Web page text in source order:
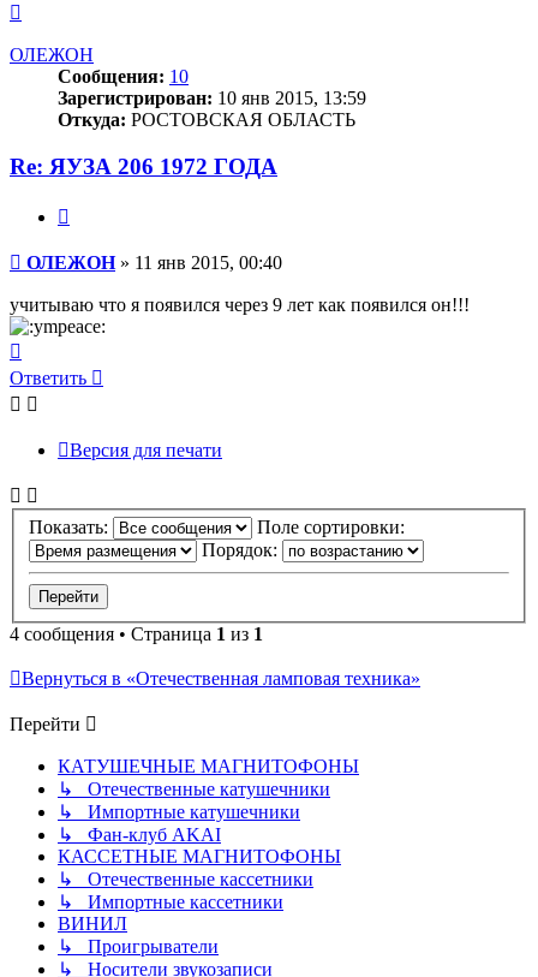
началу
ОЛЕЖОН
Сообщения: 10
Зарегистрирован: 10 янв 2015, 13:59
Откуда: РОСТОВСКАЯ ОБЛАСТЬ
Re: ЯУЗА 206 1972 ГОДА
Сообщение
ОЛЕЖОН» 11 янв 2015, 00:40
учитываю что я появился через 9 лет как появился он!!!
к
началу
Ответить
Версия для печати
Показать:
Поле сортировки:
Порядок:
4 сообщения • Страница 1 из 1
Вернуться в «Отечественная ламповая техника»
Перейти
КАТУШЕЧНЫЕ МАГНИТОФОНЫ
↳ Отечественные катушечники
↳ Импортные катушечники
↳ Фан-клуб AKAI
КАССЕТНЫЕ МАГНИТОФОНЫ
↳ Отечественные кассетники
↳ Импортные кассетники
ВИНИЛ
↳ Проигрыватели
↳ Носители звукозаписи